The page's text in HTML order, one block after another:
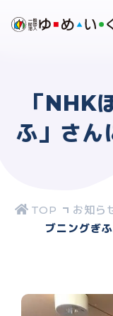
「NHK
ふ」さん
お知ら
ブニングぎ